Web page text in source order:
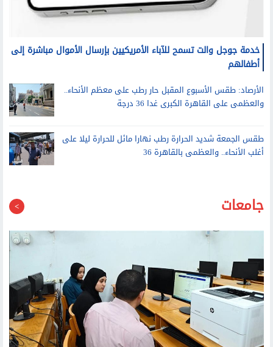
خدمة جوجل والت تسمح للآباء الأمريكيين بإرسال الأموال مباشرة إلى
أطفالهم
الأرصاد: طقس الأسبوع المقبل حار رطب على معظم الأنحاء..
والعظمى على القاهرة الكبرى غدا 36 درجة
طقس الجمعة شديد الحرارة رطب نهارا مائل للحرارة ليلا على
أغلب الأنحاء.. والعظمى بالقاهرة 36
جامعات